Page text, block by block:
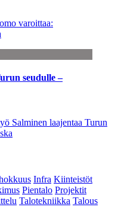
varoittaa:
seudulle –
Salminen laajentaa Turun
Infra Kiinteistöt
Pientalo Projektit
Talotekniikka Talous